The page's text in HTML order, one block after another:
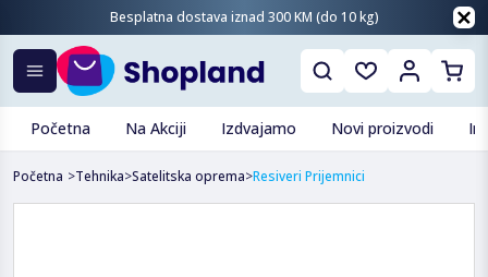
Besplatna dostava iznad 300 KM (do 10 kg)
Početna Na Akciji Izdvajamo Novi proizvodi
Početna >Tehnika>Satelitska oprema>Resiveri Prijemnici